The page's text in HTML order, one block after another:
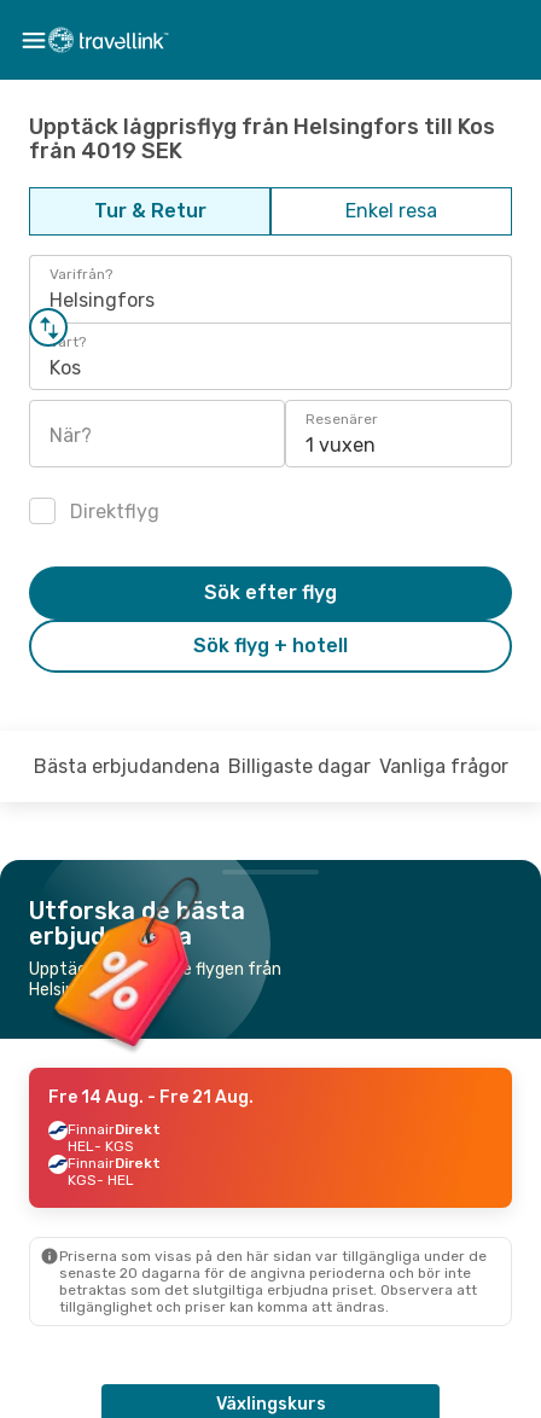
Upptäck lågprisflyg från Helsingfors till Kos
från 4019 SEK
Tur & Retur Enkel resa
Varifrån?
Helsingfors
Vart?
Kos
När?
Resenärer
1 vuxen
Direktflyg
Sök flyg + hotell
Sök efter flyg
Bästa erbjudandena Billigaste dagar Vanliga frågor
Utforska de bästa
erbjudandena
Upptäck de billigaste flygen från
Helsingfors till Kos
Fre 14 Aug. - Fre 21 Aug.
FinnairDirekt
HEL- KGS
FinnairDirekt
KGS- HEL
Priserna som visas på den här sidan var tillgängliga under de
senaste 20 dagarna för de angivna perioderna och bör inte
betraktas som det slutgiltiga erbjudna priset. Observera att
tillgänglighet och priser kan komma att ändras.
Växlingskurs